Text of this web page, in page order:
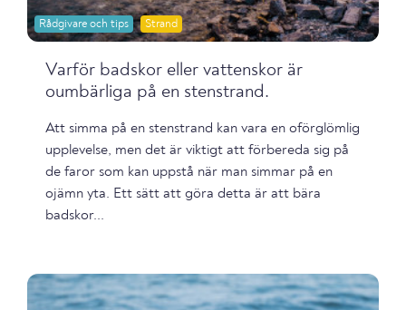
Rådgivare och tips Strand
Varför badskor eller vattenskor är
oumbärliga på en stenstrand.
Att simma på en stenstrand kan vara en oförglömlig
upplevelse, men det är viktigt att förbereda sig på
de faror som kan uppstå när man simmar på en
ojämn yta. Ett sätt att göra detta är att bära
badskor...